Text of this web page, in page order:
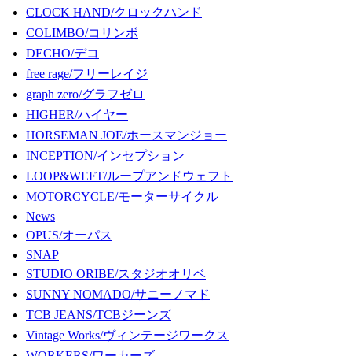
CLOCK HAND/クロックハンド
COLIMBO/コリンボ
DECHO/デコ
free rage/フリーレイジ
graph zero/グラフゼロ
HIGHER/ハイヤー
HORSEMAN JOE/ホースマンジョー
INCEPTION/インセプション
LOOP&WEFT/ループアンドウェフト
MOTORCYCLE/モーターサイクル
News
OPUS/オーパス
SNAP
STUDIO ORIBE/スタジオオリベ
SUNNY NOMADO/サニーノマド
TCB JEANS/TCBジーンズ
Vintage Works/ヴィンテージワークス